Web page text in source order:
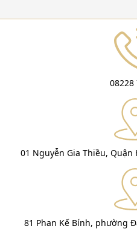
08228
01 Nguyễn Gia Thiều, Quận
81 Phan Kế Bính, phường